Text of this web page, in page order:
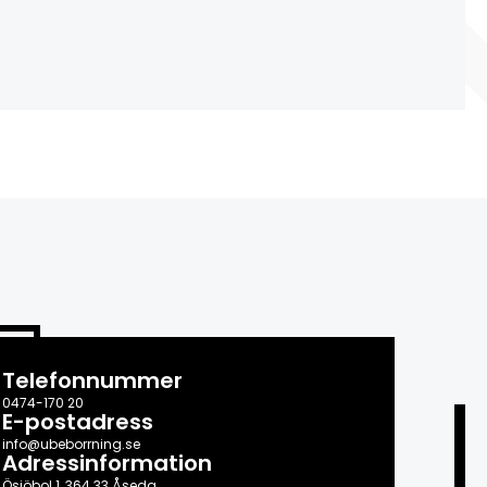
Telefonnummer
0474-170 20
E-postadress
info@ubeborrning.se
Adressinformation